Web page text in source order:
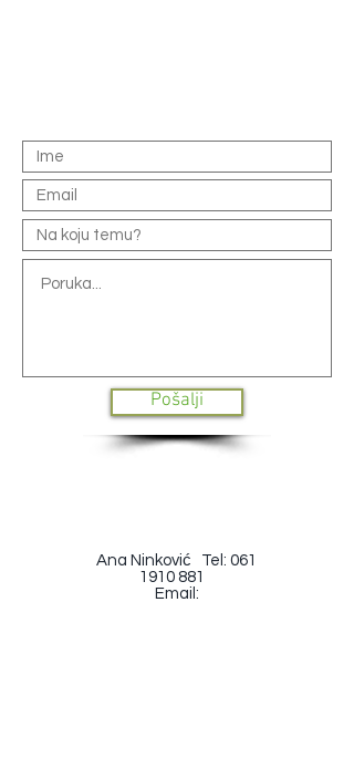
Pošalji
Ana Ninković Tel: 061
1910 881
Email: